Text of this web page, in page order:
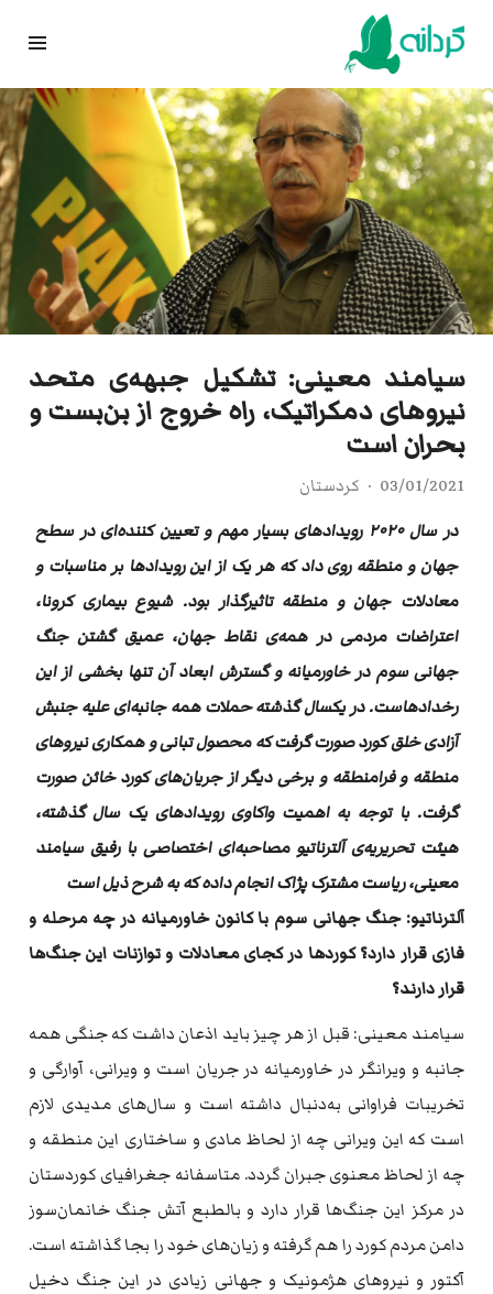
Skip
content
سیامند معینی: تشکیل جبهه‌ی متحد
نیروهای دمکراتیک، راه خروج از بن‌بست و
بحران است
03/01/2021
کردستان
در سال ۲۰۲۰ رویدادهای بسیار مهم و تعیین کننده‌ای در سطح
جهان و منطقه روی داد که هر یک از این رویدادها بر مناسبات و
معادلات جهان و منطقه تاثیرگذار بود. شیوع بیماری کرونا،
اعتراضات مردمی در همه‌ی نقاط جهان، عمیق گشتن جنگ
جهانی سوم در خاورمیانه و گسترش ابعاد آن تنها بخشی از این
رخدادهاست. در یکسال گذشته حملات همه جانبه‌ای علیه جنبش
آزادی خلق کورد صورت گرفت که محصول تبانی و همکاری نیروهای
منطقه و فرامنطقه و برخی دیگر از جریان‌های کورد خائن صورت
گرفت. با توجه به اهمیت واکاوی رویدادهای یک سال گذشته،
هیئت تحریریه‌ی آلترناتیو مصاحبه‌ای اختصاصی با رفیق سیامند
معینی، ریاست مشترک پژاک انجام داده که به شرح ذیل است
آلترناتیو: جنگ جهانی سوم با کانون خاورمیانه‌ در چه‌ مرحله‌ و
فازی قرار دارد؟ کوردها در کجای معادلات و توازنات این جنگ‌ها
قرار دارند؟
سیامند معینی: قبل از هر چیز باید اذعان داشت که‌ جنگی همه‌
جانبه‌ و ویرانگر در خاورمیانه‌ در جریان است و ویرانی، آوارگی و
تخریبات فراوانی به‌دنبال داشته‌ است و سال‌های مدیدی لازم
است که‌ این ویرانی چه‌ از لحاظ مادی و ساختاری این منطقه‌ و
چه‌ از لحاظ معنوی جبران گردد. متاسفانه‌ جغرافیای کوردستان
در مرکز این جنگ‌ها قرار دارد و بالطبع آتش جنگ خانمان‌سوز
دامن مردم کورد را هم گرفته‌ و زیان‌های خود را بجا گذاشته‌ است.
آکتور و نیروهای هژمونیک و جهانی زیادی در این جنگ دخیل